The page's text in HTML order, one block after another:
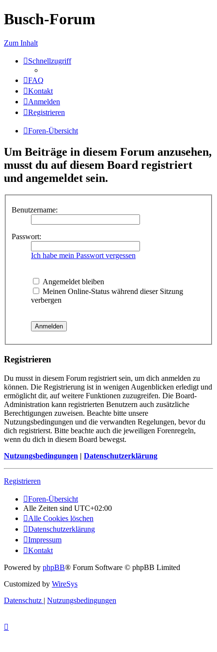
Busch-Forum
Zum Inhalt
Schnellzugriff
FAQ
Kontakt
Anmelden
Registrieren
Foren-Übersicht
Um Beiträge in diesem Forum anzusehen,
musst du auf diesem Board registriert
und angemeldet sein.
Benutzername:
Passwort:
Ich habe mein Passwort vergessen
Angemeldet bleiben
Meinen Online-Status während dieser Sitzung
verbergen
Registrieren
Du musst in diesem Forum registriert sein, um dich anmelden zu
können. Die Registrierung ist in wenigen Augenblicken erledigt und
ermöglicht dir, auf weitere Funktionen zuzugreifen. Die Board-
Administration kann registrierten Benutzern auch zusätzliche
Berechtigungen zuweisen. Beachte bitte unsere
Nutzungsbedingungen und die verwandten Regelungen, bevor du
dich registrierst. Bitte beachte auch die jeweiligen Forenregeln,
wenn du dich in diesem Board bewegst.
Nutzungsbedingungen | Datenschutzerklärung
Registrieren
Foren-Übersicht
Alle Zeiten sind UTC+02:00
Alle Cookies löschen
Datenschutzerklärung
Impressum
Kontakt
Powered by phpBB® Forum Software © phpBB Limited
Customized by WireSys
Datenschutz | Nutzungsbedingungen